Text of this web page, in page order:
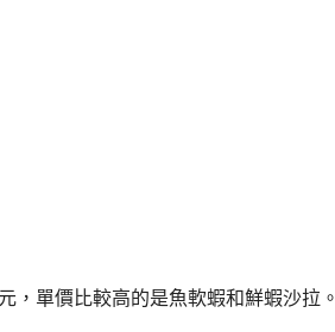
，單價比較高的是魚軟蝦和鮮蝦沙拉。